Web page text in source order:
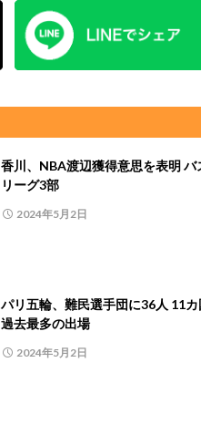
香川、NBA渡辺獲得意思を表明 バ
リーグ3部
2024年5月2日
パリ五輪、難民選手団に36人 11カ
過去最多の出場
2024年5月2日